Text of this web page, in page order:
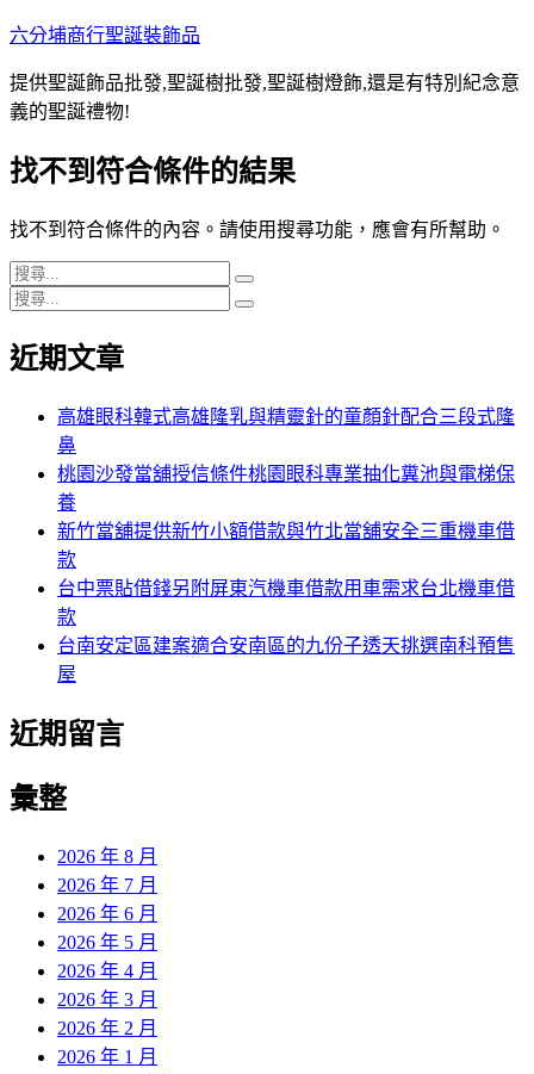
跳
主
要
容
六分埔商行聖誕裝飾品
提供聖誕飾品批發,聖誕樹批發,聖誕樹燈飾,還是有特別紀念意
義的聖誕禮物!
找不到符合條件的結果
找不到符合條件的內容。請使用搜尋功能，應會有所幫助。
搜
尋
鍵
尋
搜
關
近期文章
高雄眼科韓式高雄隆乳與精靈針的童顏針配合三段式隆
鼻
桃園沙發當舖授信條件桃園眼科專業抽化糞池與電梯保
養
新竹當舖提供新竹小額借款與竹北當舖安全三重機車借
款
台中票貼借錢另附屏東汽機車借款用車需求台北機車借
款
台南安定區建案適合安南區的九份子透天挑選南科預售
屋
近期留言
彙整
2026 年 8 月
2026 年 7 月
2026 年 6 月
2026 年 5 月
2026 年 4 月
2026 年 3 月
2026 年 2 月
2026 年 1 月